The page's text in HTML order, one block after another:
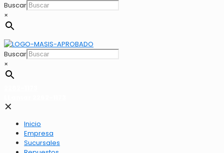
Buscar
×
Buscar
×
✕
Inicio
Empresa
Sucursales